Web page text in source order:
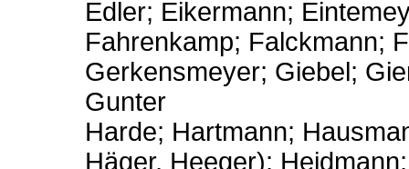
Edler; Eikermann;
Fahrenkamp; Falckmann;
Gerkensmeyer; Giebel;
Gunter
Harde; Hartmann;
Häger, Heeger);